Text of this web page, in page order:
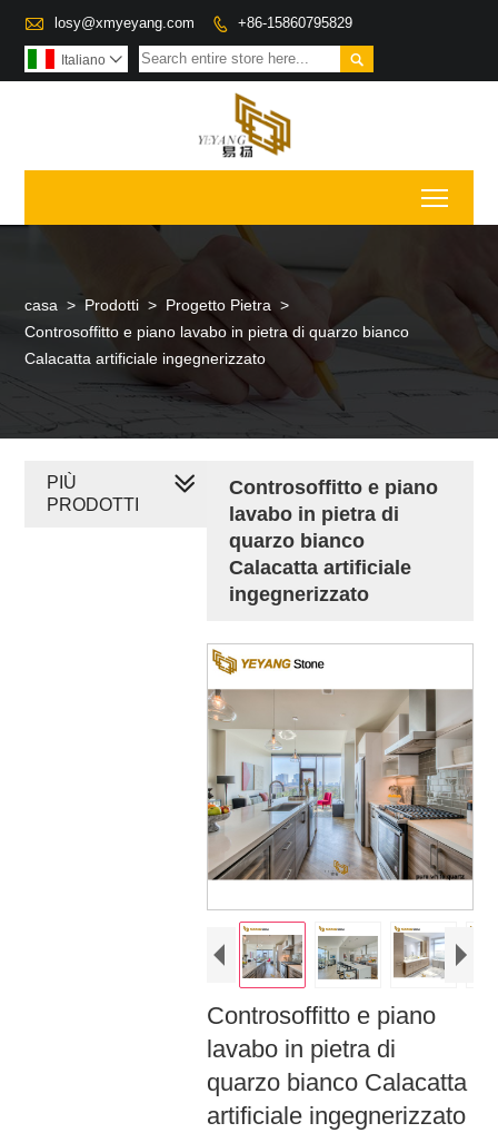
 losy@xmyeyang.com  +86-15860795829

Italiano 
casa > Prodotti > Progetto Pietra >
Controsoffitto e piano lavabo in pietra di quarzo bianco
Calacatta artificiale ingegnerizzato
Controsoffitto e piano
lavabo in pietra di
quarzo bianco
Calacatta artificiale
ingegnerizzato
Controsoffitto e piano
lavabo in pietra di
quarzo bianco Calacatta
artificiale ingegnerizzato
PIÙ
PRODOTTI